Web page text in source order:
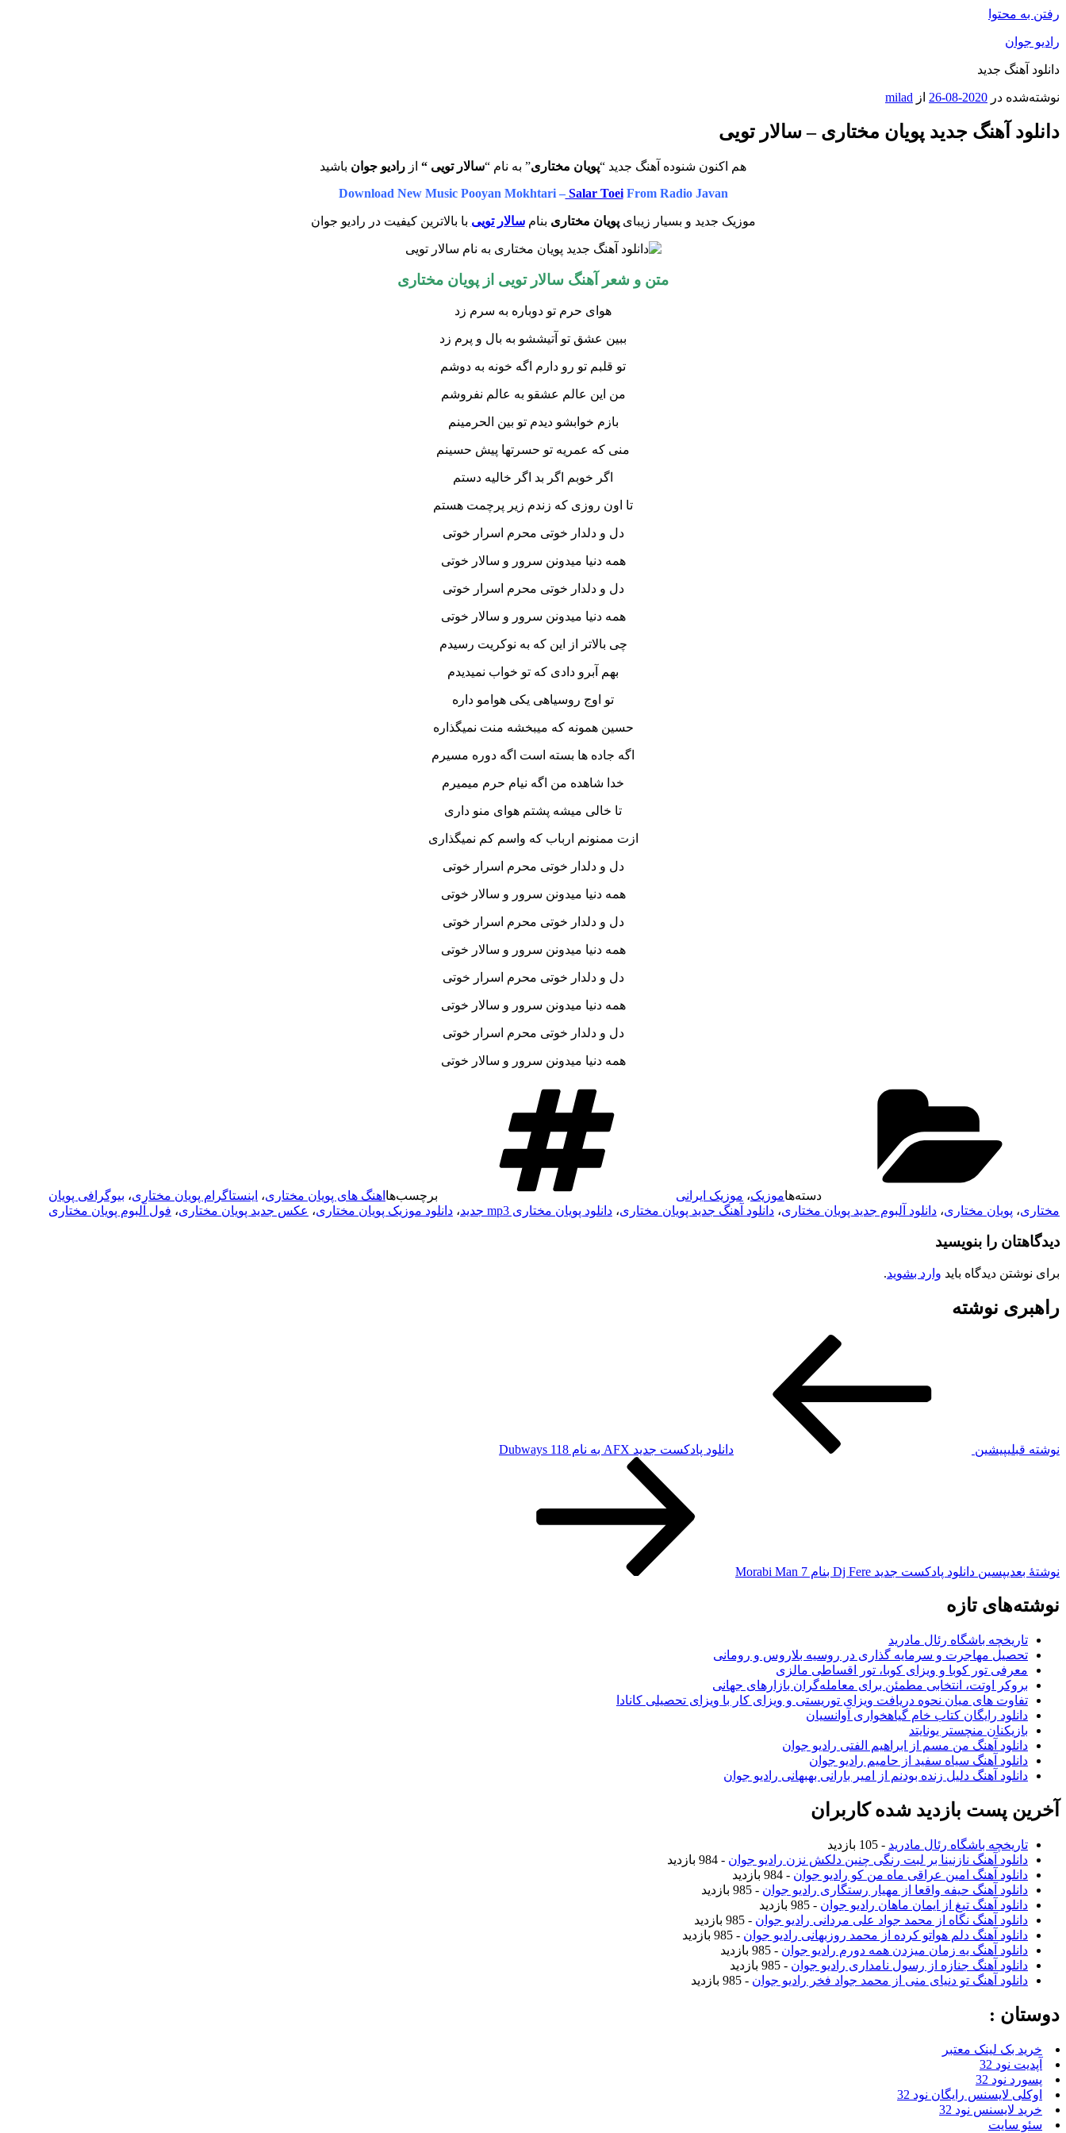
رفتن به محتوا
رادیو جوان
دانلود آهنگ جدید
نوشته‌شده در 2020-08-26 از milad
دانلود آهنگ جدید پویان مختاری – سالار تویی
هم اکنون شنوده آهنگ جدید “پویان مختاری” به نام “سالار تویی “ از رادیو جوان باشید
Download New Music Pooyan Mokhtari –Salar ToeiFrom Radio Javan
موزیک جدید و بسیار زیبایپویان مختاری بنامسالار تویی با بالاترین کیفیت در رادیو جوان
متن و شعر آهنگ سالار تویی از پویان مختاری
هوای حرم تو دوباره به سرم زد
ببین عشق تو آتیششو به بال و پرم زد
تو قلبم تو رو دارم اگه خونه به دوشم
من این عالم عشقو به عالم نفروشم
بازم خوابشو دیدم تو بین الحرمینم
منی که عمریه تو حسرتها پیش حسینم
اگر خوبم اگر بد اگر خالیه دستم
تا اون روزی که زندم زیر پرچمت هستم
دل و دلدار خوتی محرم اسرار خوتی
همه دنیا میدونن سرور و سالار خوتی
دل و دلدار خوتی محرم اسرار خوتی
همه دنیا میدونن سرور و سالار خوتی
چی بالاتر از این که به نوکریت رسیدم
بهم آبرو دادی که تو خواب نمیدیدم
تو اوج روسیاهی یکی هوامو داره
حسین همونه که میبخشه منت نمیگذاره
اگه جاده ها بسته است اگه دوره مسیرم
خدا شاهده من اگه نیام حرم میمیرم
تا خالی میشه پشتم هوای منو داری
ازت ممنونم ارباب که واسم کم نمیگذاری
دل و دلدار خوتی محرم اسرار خوتی
همه دنیا میدونن سرور و سالار خوتی
دل و دلدار خوتی محرم اسرار خوتی
همه دنیا میدونن سرور و سالار خوتی
دل و دلدار خوتی محرم اسرار خوتی
همه دنیا میدونن سرور و سالار خوتی
دل و دلدار خوتی محرم اسرار خوتی
همه دنیا میدونن سرور و سالار خوتی
دسته‌هاموزیک، موزیک ایرانی برچسب‌ها اهنگ های پویان مختاری، اینستاگرام پویان مختاری، بیوگرافی پویان
مختاری، پویان مختاری، دانلود آلبوم جدید پویان مختاری، دانلود آهنگ جدید پویان مختاری، دانلود پویان مختاری mp3 جدید ، دانلود موزیک پویان مختاری، عکس جدید پویان مختاری، فول آلبوم پویان مختاری
دیدگاهتان را بنویسید
برای نوشتن دیدگاه باید وارد بشوید.
راهبری نوشته
نوشته قبلیپیشین دانلود پادکست جدید AFX به نام Dubways 118
نوشته‌ٔ بعدیپسین دانلود پادکست جدید Dj Fere بنام Morabi Man 7
نوشته‌های تازه
تاریخچه باشگاه رئال مادرید
تحصیل مهاجرت و سرمایه گذاری در روسیه بلاروس و رومانی
معرفی تور کوبا و ویزای کوبا، تور اقساطی مالزی
بروکر اوتت، انتخابی مطمئن برای معامله‌گران بازارهای جهانی
تفاوت های میان نحوه دریافت ویزای توریستی و ویزای کار با ویزای تحصیلی کانادا
دانلود رایگان کتاب خام گیاهخواری آوانسیان
بازیکنان منچستر یونایتد
دانلود آهنگ من مسم از ابراهیم الفتی رادیو جوان
دانلود آهنگ سیاه سفید از حامیم رادیو جوان
دانلود آهنگ دلیل زنده بودنم از امیر بارانی بهبهانی رادیو جوان
آخرین پست بازدید شده کاربران
تاریخچه باشگاه رئال مادرید - 105 بازدید
دانلود آهنگ نازنینا بر لبت رنگی چنین دلکش نزن رادیو جوان - 984 بازدید
دانلود آهنگ امین عراقی ماه من کو رادیو جوان - 984 بازدید
دانلود آهنگ حیفه واقعا از مهیار رستگاری رادیو جوان - 985 بازدید
دانلود آهنگ تیغ از ایمان ماهان رادیو جوان - 985 بازدید
دانلود آهنگ نگاه از محمد جواد علی مردانی رادیو جوان - 985 بازدید
دانلود آهنگ دلم هواتو کرده از محمد روزبهانی رادیو جوان - 985 بازدید
دانلود آهنگ یه زمان میزدن همه دورم رادیو جوان - 985 بازدید
دانلود آهنگ جنازه از رسول نامداری رادیو جوان - 985 بازدید
دانلود آهنگ تو دنیای منی از محمد جواد فخر رادیو جوان - 985 بازدید
دوستان :
خرید بک لینک معتبر
آپدیت نود 32
پسورد نود 32
اوکلی لایسنس رایگان نود 32
خرید لایسنس نود 32
سئو سایت